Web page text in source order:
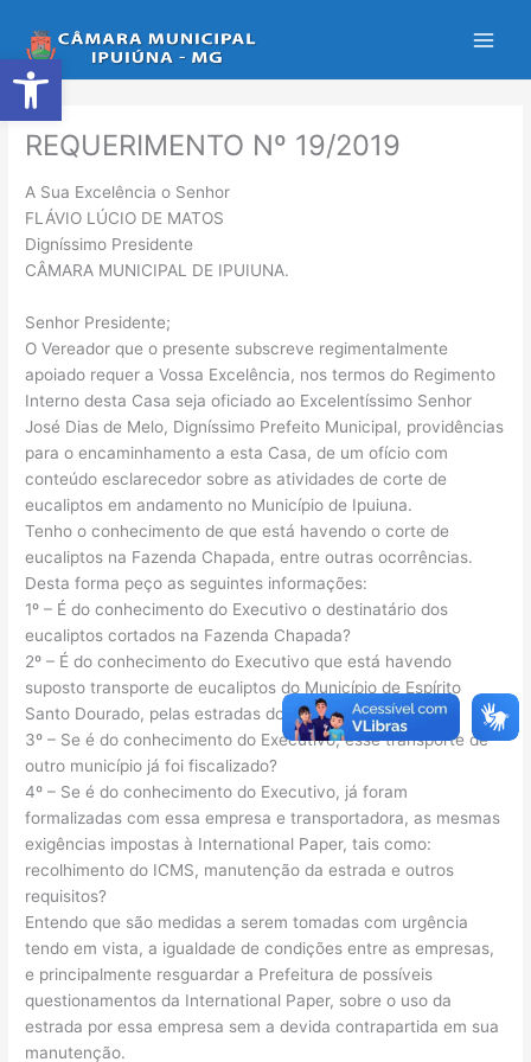
Abrir a barra de ferramentas
para
o
conteúdo
REQUERIMENTO Nº 19/2019
A Sua Excelência o Senhor
FLÁVIO LÚCIO DE MATOS
Digníssimo Presidente
CÂMARA MUNICIPAL DE IPUIUNA.
Senhor Presidente;
O Vereador que o presente subscreve regimentalmente
apoiado requer a Vossa Excelência, nos termos do Regimento
Interno desta Casa seja oficiado ao Excelentíssimo Senhor
José Dias de Melo, Digníssimo Prefeito Municipal, providências
para o encaminhamento a esta Casa, de um ofício com
conteúdo esclarecedor sobre as atividades de corte de
eucaliptos em andamento no Município de Ipuiuna.
Tenho o conhecimento de que está havendo o corte de
eucaliptos na Fazenda Chapada, entre outras ocorrências.
Desta forma peço as seguintes informações:
1º – É do conhecimento do Executivo o destinatário dos
eucaliptos cortados na Fazenda Chapada?
2º – É do conhecimento do Executivo que está havendo
suposto transporte de eucaliptos do Município de Espírito
Santo Dourado, pelas estradas do Município de Ipuiuna?
3º – Se é do conhecimento do Executivo, esse transporte de
outro município já foi fiscalizado?
4º – Se é do conhecimento do Executivo, já foram
formalizadas com essa empresa e transportadora, as mesmas
exigências impostas à International Paper, tais como:
recolhimento do ICMS, manutenção da estrada e outros
requisitos?
Entendo que são medidas a serem tomadas com urgência
tendo em vista, a igualdade de condições entre as empresas,
e principalmente resguardar a Prefeitura de possíveis
questionamentos da International Paper, sobre o uso da
estrada por essa empresa sem a devida contrapartida em sua
manutenção.